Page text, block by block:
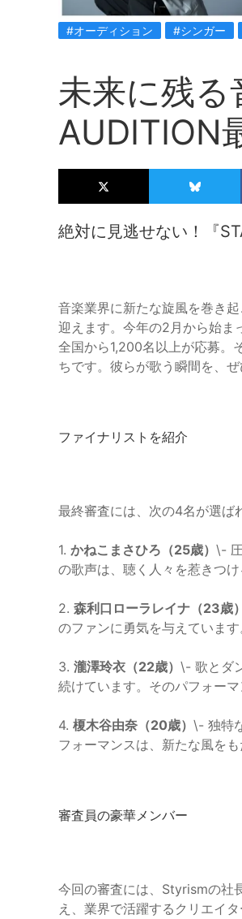
#オーディション #シンガー
未来に残る
AUDITION
絶対に見逃せない！『
音楽業界に新たな旋風を巻き
迎えます。今年の2月から始ま
全国から1,200名以上が応募。
ちです。彼らが歌う瞬間を、
ファイナリストを紹介
最終審査には、次の4名が選ば
1. かねこまさひろ（25歳） \-
の歌声は、聴く人々を惹きつけ
2. 森利口ローラレイナ（23歳）
のファンに勇気を与えていま
3. 瀧澤玲衣（22歳） \- 歌とダ
続けています。そのパフォーマ
4. 榎木谷由奈（20歳） \- 独特
フォーマンスは、新たな風をも
審査員の豪華メンバー
今回の審査には、Styrismの社
え、業界で活躍するクリエイ